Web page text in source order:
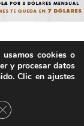
no por
cookies o
y procesar datos
Clic en ajustes
Cerrar el banner de